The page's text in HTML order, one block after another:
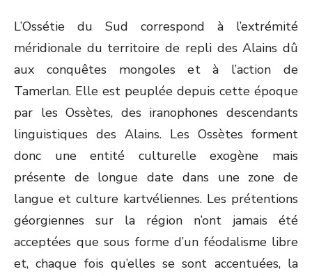
L’Ossétie du Sud correspond à l’extrémité
méridionale du territoire de repli des Alains dû
aux conquêtes mongoles et à l’action de
Tamerlan. Elle est peuplée depuis cette époque
par les Ossètes, des iranophones descendants
linguistiques des Alains. Les Ossètes forment
donc une entité culturelle exogène mais
présente de longue date dans une zone de
langue et culture kartvéliennes. Les prétentions
géorgiennes sur la région n’ont jamais été
acceptées que sous forme d’un féodalisme libre
et, chaque fois qu’elles se sont accentuées, la